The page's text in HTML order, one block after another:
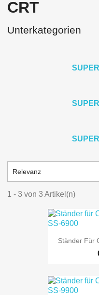
CRT
Unterkategorien
Relevanz
1 - 3 von 3 Artikel(n)
Ständer Für